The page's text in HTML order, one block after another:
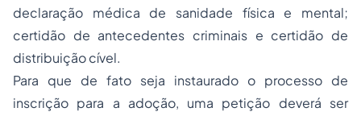
declaração médica de sanidade física e mental;
certidão de antecedentes criminais e certidão de
distribuição cível.
Para que de fato seja instaurado o processo de
inscrição para a adoção, uma petição deverá ser